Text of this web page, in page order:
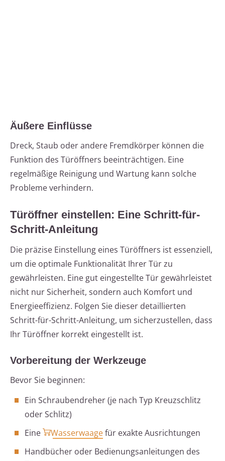
Äußere Einflüsse
Dreck, Staub oder andere Fremdkörper können die
Funktion des Türöffners beeinträchtigen. Eine
regelmäßige Reinigung und Wartung kann solche
Probleme verhindern.
Türöffner einstellen: Eine Schritt-für-
Schritt-Anleitung
Die präzise Einstellung eines Türöffners ist essenziell,
um die optimale Funktionalität Ihrer Tür zu
gewährleisten. Eine gut eingestellte Tür gewährleistet
nicht nur Sicherheit, sondern auch Komfort und
Energieeffizienz. Folgen Sie dieser detaillierten
Schritt-für-Schritt-Anleitung, um sicherzustellen, dass
Ihr Türöffner korrekt eingestellt ist.
Vorbereitung der Werkzeuge
Bevor Sie beginnen:
Ein Schraubendreher (je nach Typ Kreuzschlitz
oder Schlitz)
Eine
Wasserwaagefür exakte Ausrichtungen
Handbücher oder Bedienungsanleitungen des